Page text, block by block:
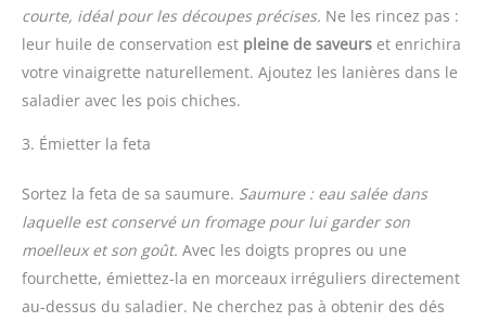
courte, idéal pour les découpes précises. Ne les rincez pas :
leur huile de conservation est pleine de saveurs et enrichira
votre vinaigrette naturellement. Ajoutez les lanières dans le
saladier avec les pois chiches.
3. Émietter la feta
Sortez la feta de sa saumure. Saumure : eau salée dans
laquelle est conservé un fromage pour lui garder son
moelleux et son goût. Avec les doigts propres ou une
fourchette, émiettez-la en morceaux irréguliers directement
au-dessus du saladier. Ne cherchez pas à obtenir des dés